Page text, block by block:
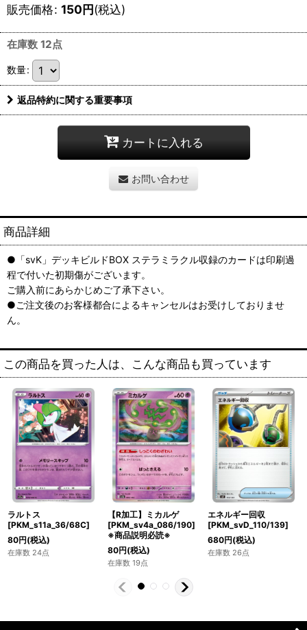
販売価格: 150円(税込)
在庫数 12点
数量:
返品特約に関する重要事項
カートに入れる
お問い合わせ
商品詳細
●「svK」デッキビルドBOX ステラミラクル収録のカードは印刷過
程で付いた初期傷がございます。
ご購入前にあらかじめご了承下さい。
●ご注文後のお客様都合によるキャンセルはお受けしておりませ
ん。
この商品を買った人は、こんな商品も買っています
ラルトス
[PKM_s11a_36/68C]
80円(税込)
在庫数 24点
【R加工】ミカルゲ
[PKM_sv4a_086/190]
※商品説明必読※
80円(税込)
在庫数 19点
エネルギー回収
[PKM_svD_110/139]
680円(税込)
在庫数 26点